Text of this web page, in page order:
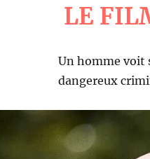
LE
Un homme voit
dangereux